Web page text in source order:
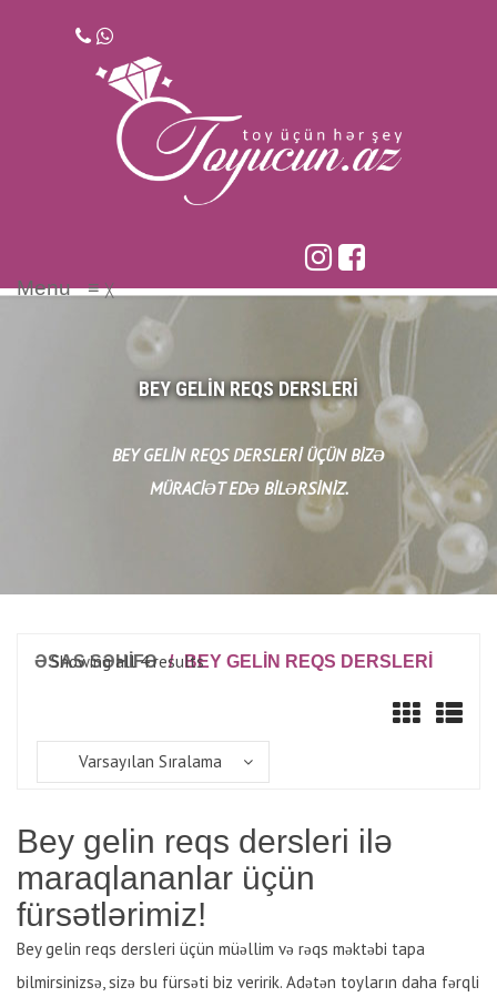
Menu≡ ╳
BEY GELIN REQS DERSLERI
BEY GELIN REQS DERSLERI ÜÇÜN BIZƏ
MÜRACIƏT EDƏ BILƏRSINIZ.
ƏSAS SƏHİFƏ / BEY GELIN REQS DERSLERI
Showing all 4 results
Varsayılan Sıralama
Bey gelin reqs dersleri ilə
maraqlananlar üçün
fürsətlərimiz!
Bey gelin reqs dersleri üçün müəllim və rəqs məktəbi tapa
bilmirsinizsə, sizə bu fürsəti biz veririk. Adətən toyların daha fərqli